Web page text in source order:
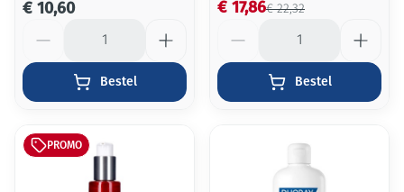
€ 10,60
Bestel
€ 22,32
€ 17,86
Bestel
PROMO